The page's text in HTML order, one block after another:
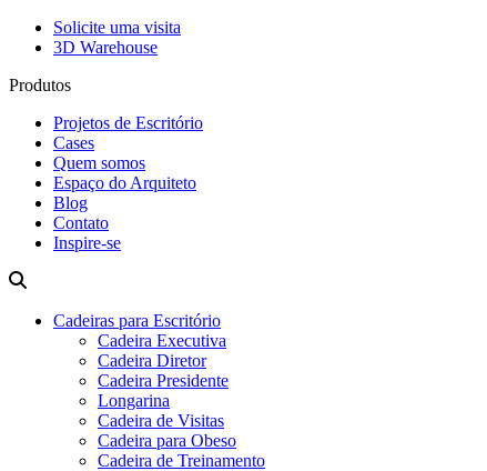
Solicite uma visita
3D Warehouse
Produtos
Projetos de Escritório
Cases
Quem somos
Espaço do Arquiteto
Blog
Contato
Inspire-se
Cadeiras para Escritório
Cadeira Executiva
Cadeira Diretor
Cadeira Presidente
Longarina
Cadeira de Visitas
Cadeira para Obeso
Cadeira de Treinamento